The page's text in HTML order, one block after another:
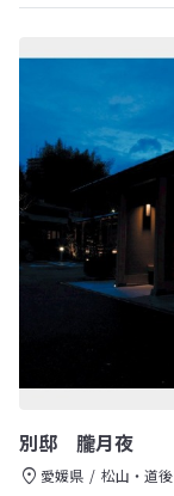
別邸 朧月夜
愛媛県 松山・道後